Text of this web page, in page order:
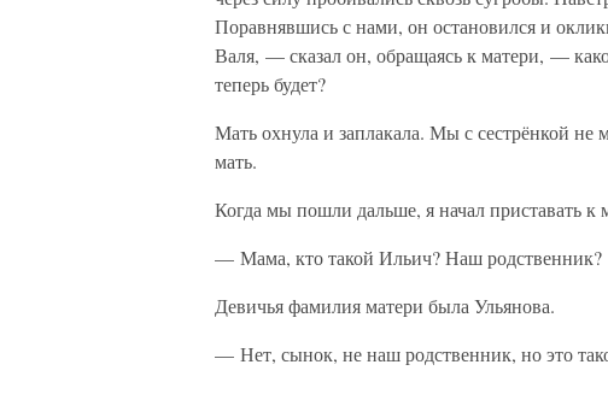
Поравнявшись с нами, он остановился и
Валя, — сказал он, обращаясь к матери, —
теперь будет?
Мать охнула и заплакала. Мы с сестрёнкой не
мать.
Когда мы пошли дальше, я начал приставать к
— Мама, кто такой Ильич? Наш родственник?
Девичья фамилия матери была Ульянова.
— Нет, сынок, не наш родственник, но это